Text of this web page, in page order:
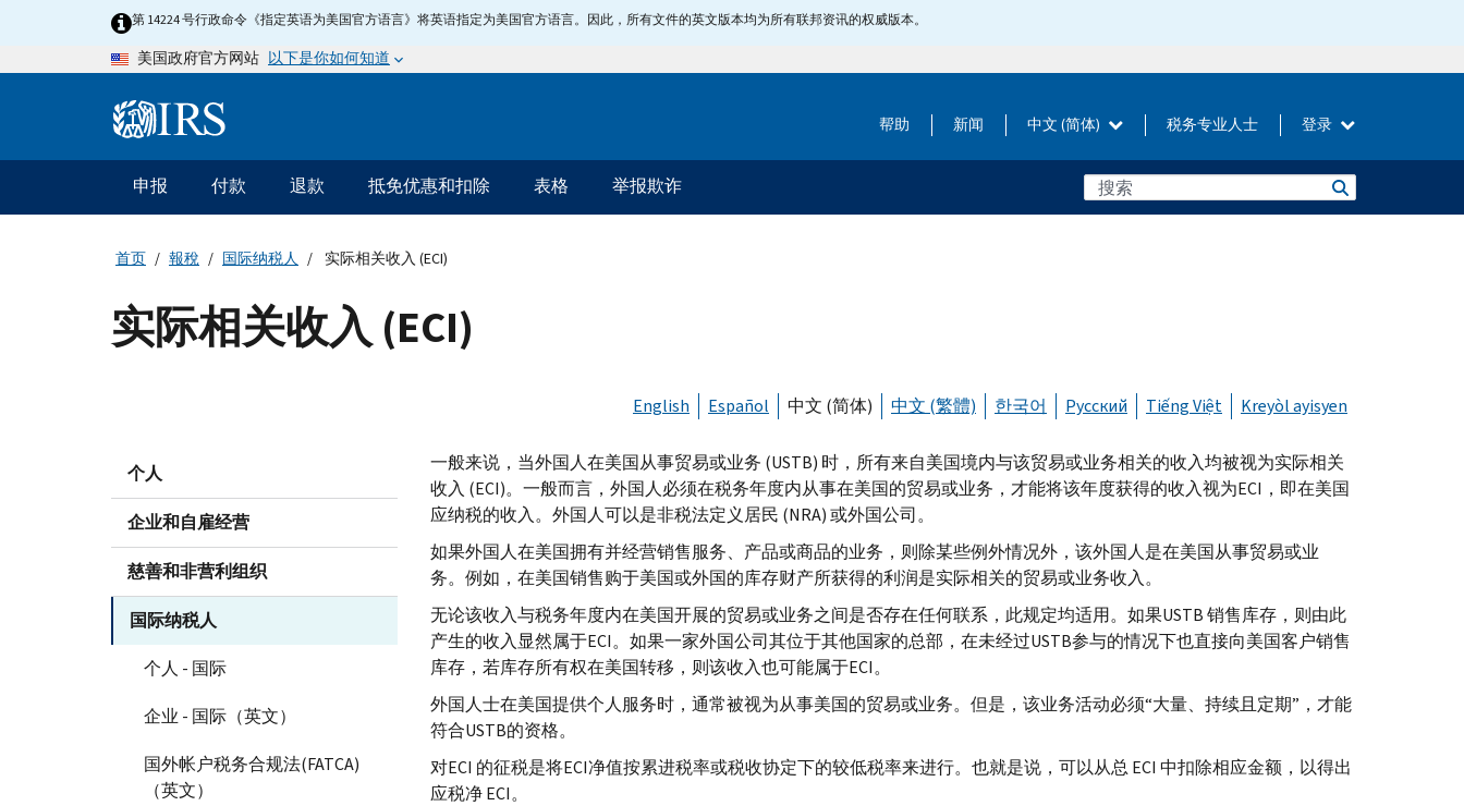
第 14224 号行政命令《指定英语为美国官方语言》将英语指定为美国官方语言。因此，所有文件的英文版本均为所有联邦资讯的权威版本。
美国政府官方网站 以下是你如何知道
Information 帮助 新闻 中文 (简体) 税务专业人士 登录
主
要
导
申报 付款 退款 抵免优惠和扣除 表格 举报欺诈
首页 報稅 国际纳税人 实际相关收入 (ECI)
实际相关收入 (ECI)
English Español 中文 (简体) 中文 (繁體) 한국어 Русский Tiếng Việt Kreyòl ayisyen
个人
企业和自雇经营
慈善和非营利组织
国际纳税人
个人 - 国际
企业 - 国际（英文）
国外帐户税务合规法(FATCA)
（英文）
一般来说，当外国人在美国从事贸易或业务 (USTB) 时，所有来自美国境内与该贸易或业务相关的收入均被视为实际相关
收入 (ECI)。一般而言，外国人必须在税务年度内从事在美国的贸易或业务，才能将该年度获得的收入视为ECI ，即在美国
应纳税的收入。外国人可以是非税法定义居民 (NRA) 或外国公司。
如果外国人在美国拥有并经营销售服务、产品或商品的业务，则除某些例外情况外，该外国人是在美国从事贸易或业
务。例如，在美国销售购于美国或外国的库存财产所获得的利润是实际相关的贸易或业务收入。
无论该收入与税务年度内在美国开展的贸易或业务之间是否存在任何联系，此规定均适用。如果USTB销售库存，则由此
产生的收入显然属于ECI。如果一家外国公司其位于其他国家的总部，在未经过USTB参与的情况下也直接向美国客户销售
库存，若库存所有权在美国转移，则该收入也可能属于ECI。
外国人士在美国提供个人服务时，通常被视为从事美国的贸易或业务。但是，该业务活动必须“大量、持续且定期”，才能
符合USTB的资格。
对ECI 的征税是将ECI净值按累进税率或税收协定下的较低税率来进行。也就是说，可以从总 ECI 中扣除相应金额，以得出
应税净ECI。